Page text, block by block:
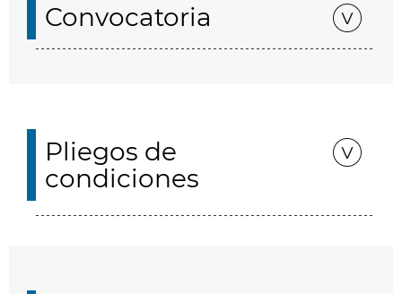
Convocatoria
Pliegos de
condiciones